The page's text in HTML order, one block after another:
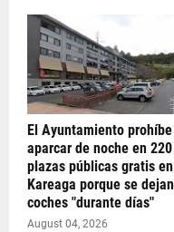
El Ayuntamiento prohíbe
aparcar de noche en 220
plazas públicas gratis en
Kareaga porque se dejan
coches "durante días"
August 04, 2026